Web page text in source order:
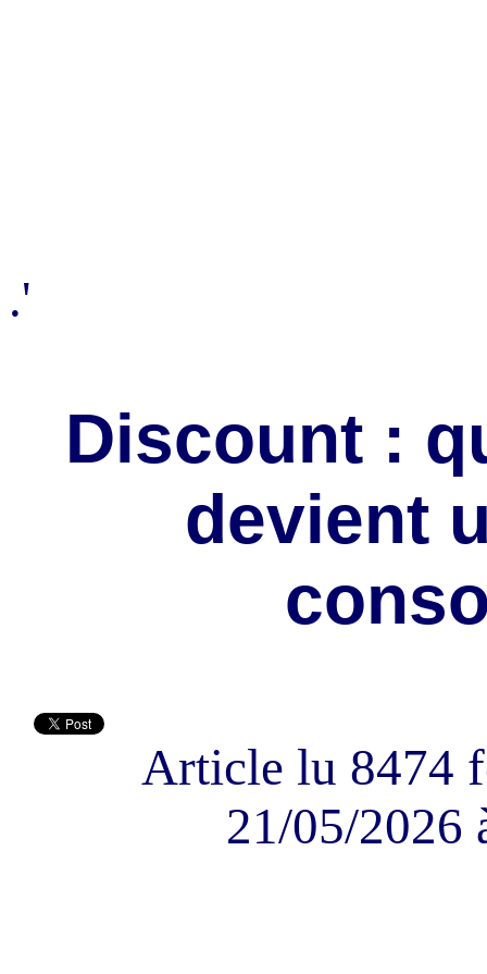
.'
Discount :
devient
Article lu 8474
21/05/2026